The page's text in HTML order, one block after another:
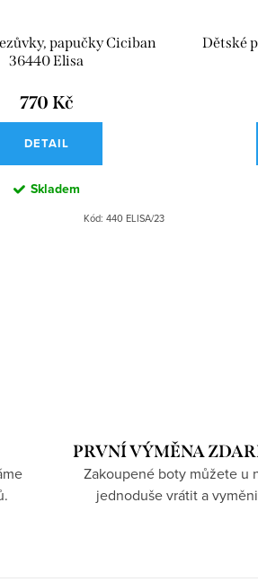
papučky Ciciban
36440 Elisa
770 Kč
DETAIL
Skladem
Kód: 440 ELISA/23
Dětské
PRVNÍ VÝMĚNA
Zakoupené boty můžete u
jednoduše vrátit a